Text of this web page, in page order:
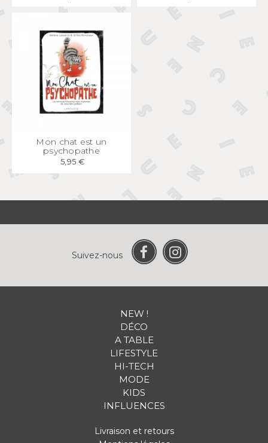
APERÇUMon chat est un
psychopathe
5,95 €
Suivez-nous
NEW !
DÉCO
A TABLE
LIFESTYLE
HI-TECH
MODE
KIDS
INFLUENCES
Livraison et retours